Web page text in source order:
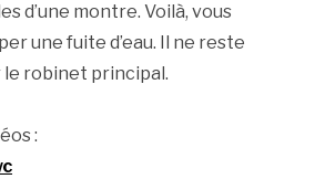
d’une montre. Voilà, vous
une fuite d’eau. Il ne reste
le robinet principal.
: